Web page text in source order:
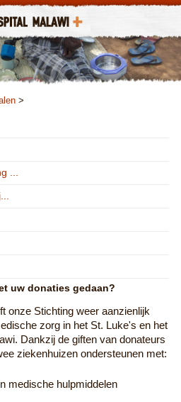
>
...
uw donaties gedaan?
onze Stichting weer aanzienlijk
zorg in het St. Luke's en het
Dankzij de giften van donateurs
ziekenhuizen ondersteunen met:
medische hulpmiddelen